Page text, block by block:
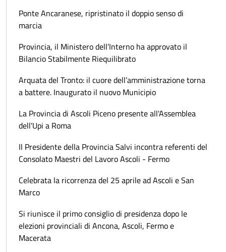
Ponte Ancaranese, ripristinato il doppio senso di
marcia
Provincia, il Ministero dell’Interno ha approvato il
Bilancio Stabilmente Riequilibrato
Arquata del Tronto: il cuore dell’amministrazione torna
a battere. Inaugurato il nuovo Municipio
La Provincia di Ascoli Piceno presente all'Assemblea
dell'Upi a Roma
Il Presidente della Provincia Salvi incontra referenti del
Consolato Maestri del Lavoro Ascoli - Fermo
Celebrata la ricorrenza del 25 aprile ad Ascoli e San
Marco
Si riunisce il primo consiglio di presidenza dopo le
elezioni provinciali di Ancona, Ascoli, Fermo e
Macerata